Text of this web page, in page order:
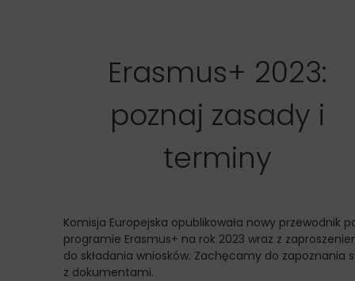
Erasmus+ 2023:
poznaj zasady i
terminy
Komisja Europejska opublikowała nowy przewodnik
programie Erasmus+ na rok 2023 wraz z
do składania wniosków. Zachęcamy do zapoznania
z dokumentami.